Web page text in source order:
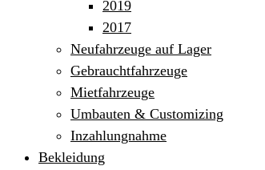
2019
2017
Neufahrzeuge auf Lager
Gebrauchtfahrzeuge
Mietfahrzeuge
Umbauten & Customizing
Inzahlungnahme
Bekleidung